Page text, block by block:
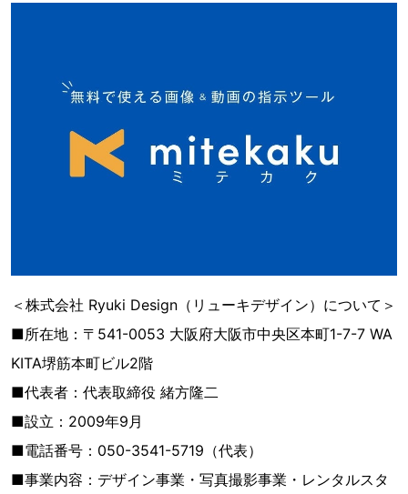
＜株式会社 Ryuki Design（リューキデザイン）について＞
■所在地：〒541-0053 大阪府大阪市中央区本町1-7-7 WA
KITA堺筋本町ビル2階
■代表者：代表取締役 緒方隆二
■設立：2009年9月
■電話番号：050-3541-5719（代表）
■事業内容：デザイン事業・写真撮影事業・レンタルスタ